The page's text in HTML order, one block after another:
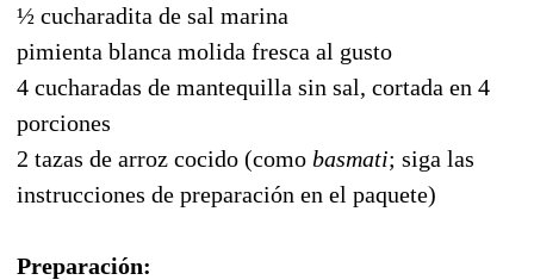
½ cucharadita de sal marina
pimienta blanca molida fresca al gusto
4 cucharadas de mantequilla sin sal, cortada en 4
porciones
2 tazas de arroz cocido (como basmati; siga las
instrucciones de preparación en el paquete)
Preparación: